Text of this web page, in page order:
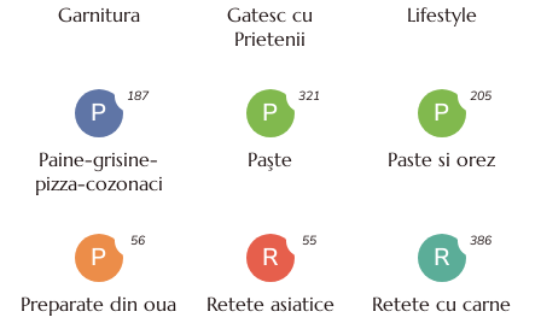
Garnitura
Gatesc cu
Prietenii
Lifestyle
P
Paine-grisine-
pizza-cozonaci
187
P
Paşte
321
P
Paste si orez
205
P
Preparate din oua
56
R
Retete asiatice
55
R
Retete cu carne
386